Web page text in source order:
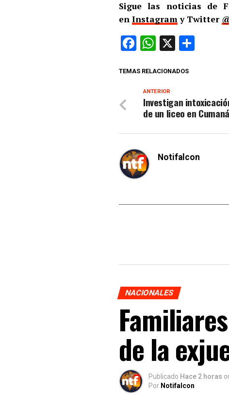
Sigue las noticias de
en Instagramy Twitter
Facebook
WhatsApp
X
TEMAS RELACIONADOS
ANTERIOR
Investigan
de un liceo en Cumaná
Notifalcon
NACIONALES
de la
Publicado Hace 2 horas
Por Notifalcon